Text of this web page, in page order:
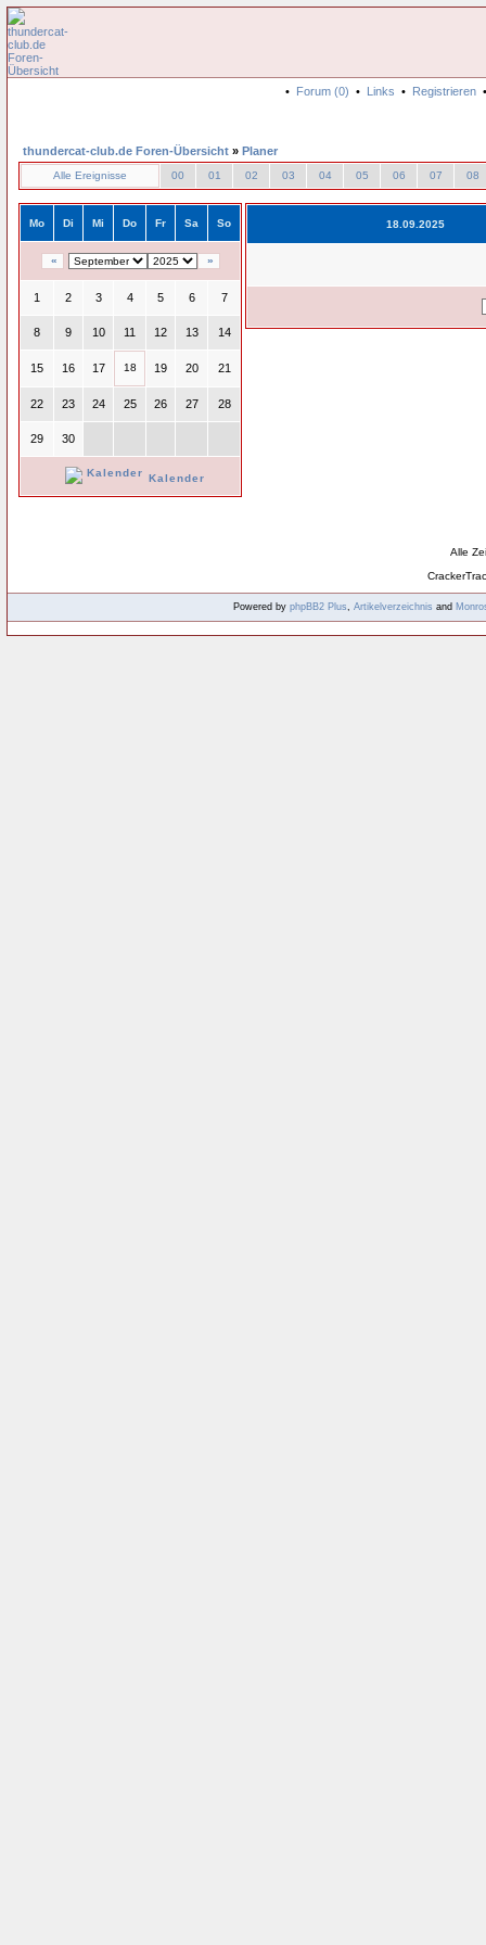
• Forum (0) • Links • Registrieren
thundercat-club.de Foren-Übersicht » Planer
Alle Ereignisse 00 01 02 03 04 05 06 07 08
Mo Di Mi Do Fr Sa So
« »
1 2 3 4 5 6 7
8 9 10 11 12 13 14
15 16 17 18 19 20 21
22 23 24 25 26 27 28
29 30
Kalender
18.09.2025
Alle
Powered by phpBB2 Plus, Artikelverzeichnis and